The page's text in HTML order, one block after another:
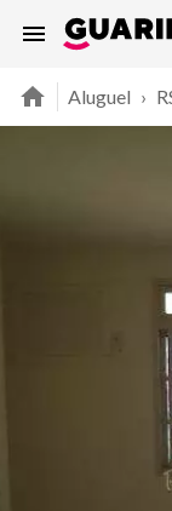
Aluguel ›